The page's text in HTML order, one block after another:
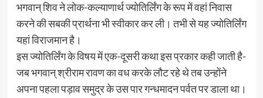
भगवान्‌ शिव ने लोक-कल्याणार्थ ज्योतिर्लिंग के रूप में वहां निवास
करने की सबकी प्रार्थना भी स्वीकार कर ली। तभी से यह ज्योतिर्लिंग
यहां विराजमान है।
इस ज्योतिर्लिंग के विषय में एक-दूसरी कथा इस प्रकार कही जाती है-
जब भगवान्‌ श्रीराम रावण का वध करके लौट रहे थे तब उन्होंने
अपना पहला पड़ाव समुद्र के उस पार गन्धमादन पर्वत पर डाला था।